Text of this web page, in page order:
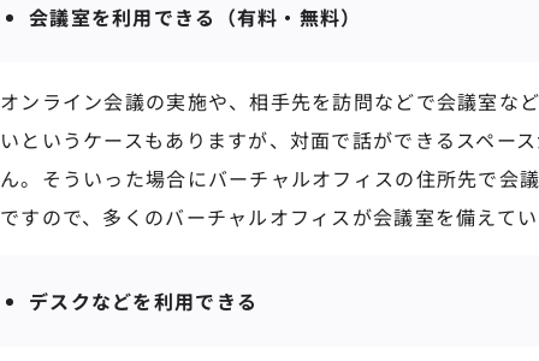
会議室を利用できる（有料・無料）
オンライン会議の実施や、相手先を訪問などで会議室な
いというケースもありますが、対面で話ができるスペー
ん。そういった場合にバーチャルオフィスの住所先で会
ですので、多くのバーチャルオフィスが会議室を備えてい
デスクなどを利用できる